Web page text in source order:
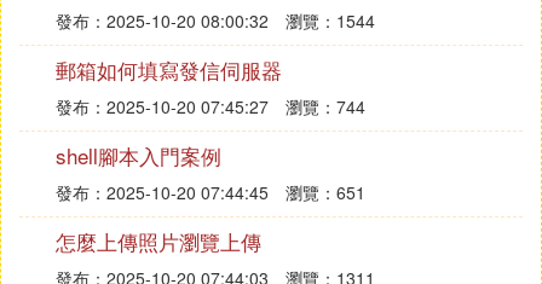
發布：2025-10-20 08:00:32 瀏覽：1544
郵箱如何填寫發信伺服器
發布：2025-10-20 07:45:27 瀏覽：744
shell腳本入門案例
發布：2025-10-20 07:44:45 瀏覽：651
怎麼上傳照片瀏覽上傳
發布：2025-10-20 07:44:03 瀏覽：1311